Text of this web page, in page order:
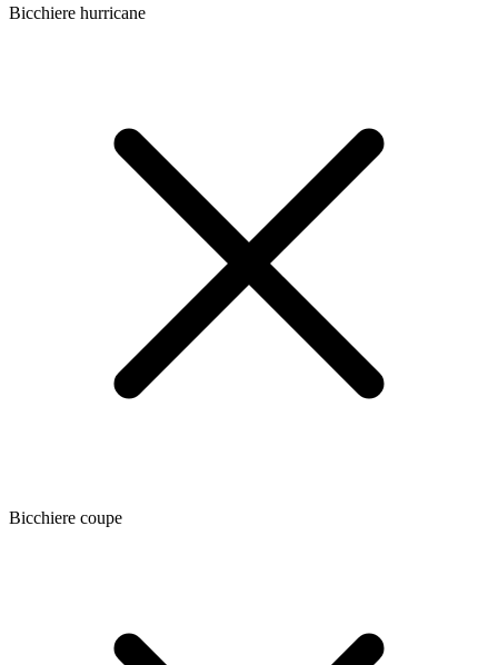
Bicchiere hurricane
Bicchiere coupe